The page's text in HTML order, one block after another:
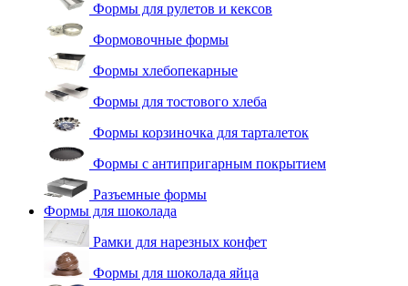
Формы для рулетов и кексов
Формовочные формы
Формы хлебопекарные
Формы для тостового хлеба
Формы корзиночка для тарталеток
Формы с антипригарным покрытием
Разъемные формы
Формы для шоколада
Рамки для нарезных конфет
Формы для шоколада яйца